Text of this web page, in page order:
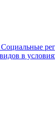
Социальные
в